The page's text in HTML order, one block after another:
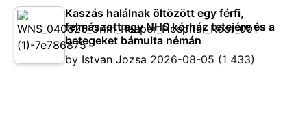
Kaszás halálnak öltözött egy férfi,
felmászott egy NHS kórház tetejére és a
betegeket bámulta némán
by Istvan Jozsa 2026-08-05 (1 433)